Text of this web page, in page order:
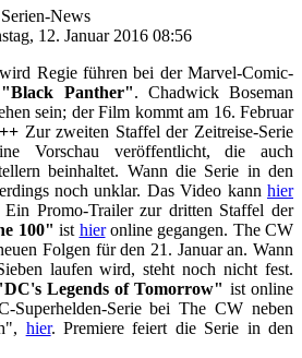
News
12. Januar 2016 08:56
Regie führen bei der Marvel-Comic-
"Black Panther". Chadwick Boseman
sein; der Film kommt am 16. Februar
Zur zweiten Staffel der Zeitreise-Serie
Vorschau veröffentlicht, die auch
beinhaltet. Wann die Serie in den
noch unklar. Das Video kann hier
Ein Promo-Trailer zur dritten Staffel der
100" ist hieronline gegangen. The CW
Folgen für den 21. Januar an. Wann
laufen wird, steht noch nicht fest.
Legends of Tomorrow" ist online
Superhelden-Serie bei The CW neben
hier. Premiere feiert die Serie in den